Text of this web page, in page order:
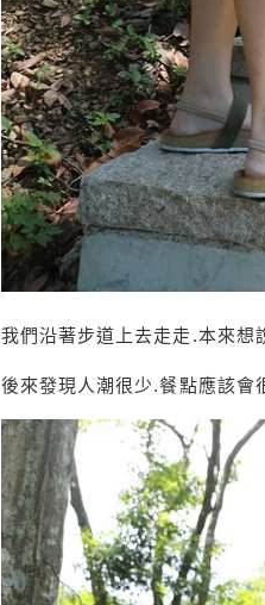
我們沿著步道上去走走.本來想
後來發現人潮很少.餐點應該會